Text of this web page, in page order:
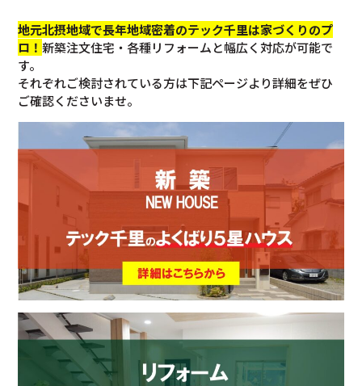
地元北摂地域で長年地域密着のテック千里は家づくりのプ
ロ！新築注文住宅・各種リフォームと幅広く対応が可能で
す。
それぞれご検討されている方は下記ページより詳細をぜひ
ご確認くださいませ。